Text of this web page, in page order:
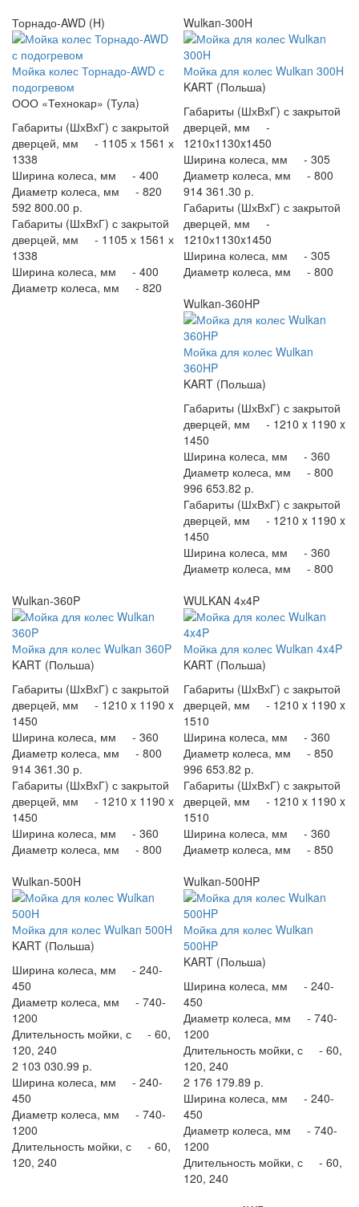
Торнадо-AWD (H)
Мойка колес Торнадо-AWD с
подогревом
ООО «Технокар» (Тула)
Габариты (ШхВхГ) с закрытой
дверцей, мм - 1105 х 1561 х
1338
Ширина колеса, мм - 400
Диаметр колеса, мм - 820
592 800.00 р.
Габариты (ШхВхГ) с закрытой
дверцей, мм - 1105 х 1561 х
1338
Ширина колеса, мм - 400
Диаметр колеса, мм - 820
Wulkan-300H
Мойка для колес Wulkan 300H
KART (Польша)
Габариты (ШхВхГ) с закрытой
дверцей, мм -
1210х1130x1450
Ширина колеса, мм - 305
Диаметр колеса, мм - 800
914 361.30 р.
Габариты (ШхВхГ) с закрытой
дверцей, мм -
1210х1130x1450
Ширина колеса, мм - 305
Диаметр колеса, мм - 800
Wulkan-360HP
Мойка для колес Wulkan
360HP
KART (Польша)
Габариты (ШхВхГ) с закрытой
дверцей, мм - 1210 x 1190 x
1450
Ширина колеса, мм - 360
Диаметр колеса, мм - 800
996 653.82 р.
Габариты (ШхВхГ) с закрытой
дверцей, мм - 1210 x 1190 x
1450
Ширина колеса, мм - 360
Диаметр колеса, мм - 800
Wulkan-360P
Мойка для колес Wulkan 360P
KART (Польша)
Габариты (ШхВхГ) с закрытой
дверцей, мм - 1210 x 1190 x
1450
Ширина колеса, мм - 360
Диаметр колеса, мм - 800
914 361.30 р.
Габариты (ШхВхГ) с закрытой
дверцей, мм - 1210 x 1190 x
1450
Ширина колеса, мм - 360
Диаметр колеса, мм - 800
WULKAN 4х4P
Мойка для колес Wulkan 4x4P
KART (Польша)
Габариты (ШхВхГ) с закрытой
дверцей, мм - 1210 x 1190 x
1510
Ширина колеса, мм - 360
Диаметр колеса, мм - 850
996 653.82 р.
Габариты (ШхВхГ) с закрытой
дверцей, мм - 1210 x 1190 x
1510
Ширина колеса, мм - 360
Диаметр колеса, мм - 850
Wulkan-500H
Мойка для колес Wulkan 500H
KART (Польша)
Ширина колеса, мм - 240-
450
Диаметр колеса, мм - 740-
1200
Длительность мойки, с - 60,
120, 240
2 103 030.99 р.
Ширина колеса, мм - 240-
450
Диаметр колеса, мм - 740-
1200
Длительность мойки, с - 60,
120, 240
Wulkan-500HP
Мойка для колес Wulkan
500HP
KART (Польша)
Ширина колеса, мм - 240-
450
Диаметр колеса, мм - 740-
1200
Длительность мойки, с - 60,
120, 240
2 176 179.89 р.
Ширина колеса, мм - 240-
450
Диаметр колеса, мм - 740-
1200
Длительность мойки, с - 60,
120, 240